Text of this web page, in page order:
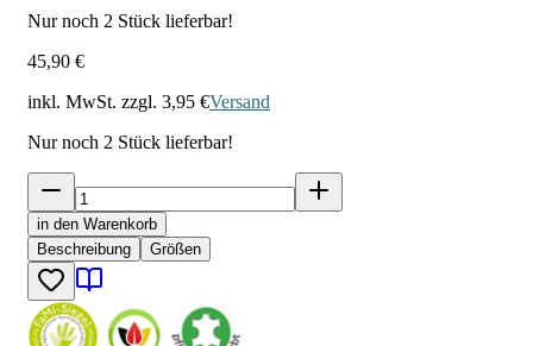
Nur noch 2 Stück lieferbar!
45,90 €
inkl. MwSt. zzgl. 3,95 €Versand
Nur noch 2 Stück lieferbar!
in den Warenkorb
Beschreibung
Größen